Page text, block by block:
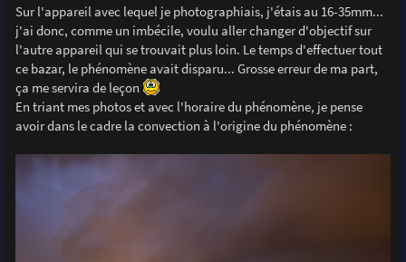
Sur l'appareil avec lequel je photographiais, j'étais au 16-35mm...
j'ai donc, comme un imbécile, voulu aller changer d'objectif sur
l'autre appareil qui se trouvait plus loin. Le temps d'effectuer tout
ce bazar, le phénomène avait disparu... Grosse erreur de ma part,
ça me servira de leçon
En triant mes photos et avec l'horaire du phénomène, je pense
avoir dans le cadre la convection à l'origine du phénomène :